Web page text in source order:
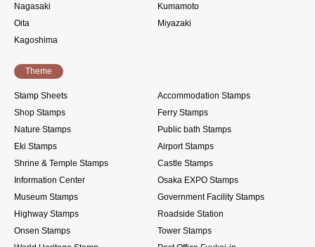
Nagasaki
Kumamoto
Oita
Miyazaki
Kagoshima
Theme
Stamp Sheets
Accommodation Stamps
Shop Stamps
Ferry Stamps
Nature Stamps
Public bath Stamps
Eki Stamps
Airport Stamps
Shrine & Temple Stamps
Castle Stamps
Information Center
Osaka EXPO Stamps
Museum Stamps
Government Facility Stamps
Highway Stamps
Roadside Station
Onsen Stamps
Tower Stamps